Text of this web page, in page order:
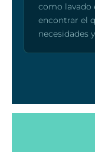
como lavado
encontrar el
necesidades